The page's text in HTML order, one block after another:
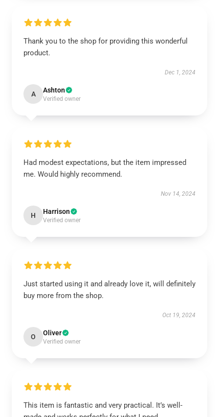
Thank you to the shop for providing this wonderful
product.
Dec 1, 2024
A Ashton
Verified owner
Had modest expectations, but the item impressed
me. Would highly recommend.
Nov 14, 2024
H Harrison
Verified owner
Just started using it and already love it, will definitely
buy more from the shop.
Oct 19, 2024
O Oliver
Verified owner
This item is fantastic and very practical. It’s well-